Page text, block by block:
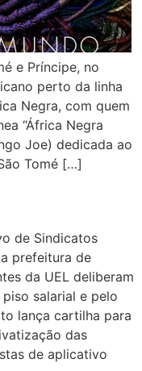
e Príncipe, no
perto da linha
Negra, com quem
“África Negra
Joe) dedicada ao
Tomé […]
de Sindicatos
prefeitura de
da UEL deliberam
salarial e pelo
lança cartilha para
das
de aplicativo